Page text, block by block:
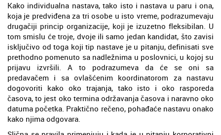
Kako individualna nastava, tako isto i nastava u paru i ona,
koja je predviđena za tri osobe u isto vreme, podrazumevaju
drugačiji princip organizacije, koji je izuzetno fleksibilan. U
tom smislu će troje, dvoje ili samo jedan kandidat, što zavisi
isključivo od toga koji tip nastave je u pitanju, definisati sve
prethodno pomenuto sa nadležnima u poslovnici, u kojoj su
prijavu izvršili. A to podrazumeva da će se oni sa
predavačem i sa ovlašćenim koordinatorom za nastavu
dogovoriti kako oko trajanja, tako isto i oko rasporeda
časova, to jest oko termina održavanja časova i naravno oko
datuma početka. Praktično rečeno, pohađaće nastavu onako
kako njima odgovara.